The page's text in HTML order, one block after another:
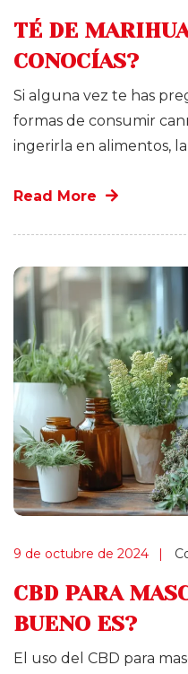
TÉ DE
CONOCÍAS?
Si alguna vez te has
formas de consumir
ingerirla en alimentos,
Read More
9 de octubre de 2024
CBD PARA
BUENO ES?
El uso del CBD para